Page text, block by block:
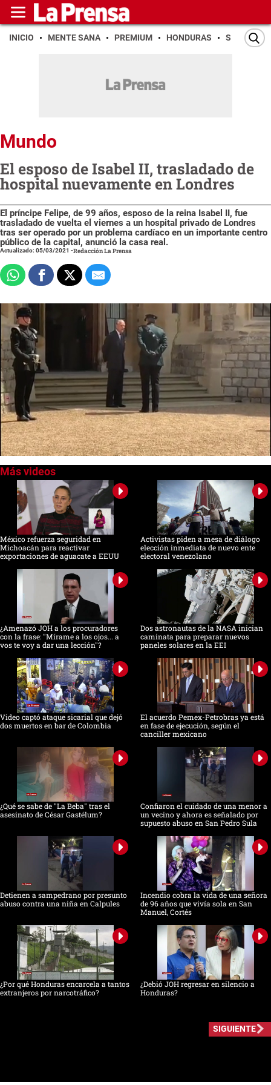
INICIO MENTE SANA PREMIUM HONDURAS SAN PEDRO
Mundo
El esposo de Isabel II, trasladado de
hospital nuevamente en Londres
El príncipe Felipe, de 99 años, esposo de la reina Isabel II, fue
trasladado de vuelta el viernes a un hospital privado de Londres
tras ser operado por un problema cardíaco en un importante centro
público de la capital, anunció la casa real.
Actualizado: 05/03/2021 -Redacción La Prensa
of
minute,
seconds
México refuerza seguridad en
Michoacán para reactivar
exportaciones de aguacate a EEUU
Activistas piden a mesa de diálogo
elección inmediata de nuevo ente
electoral venezolano
¿Amenazó JOH a los procuradores
con la frase: "Mírame a los ojos... a
vos te voy a dar una lección"?
Dos astronautas de la NASA inician
caminata para preparar nuevos
paneles solares en la EEI
Video captó ataque sicarial que dejó
dos muertos en bar de Colombia
El acuerdo Pemex-Petrobras ya está
en fase de ejecución, según el
canciller mexicano
¿Qué se sabe de "La Beba" tras el
asesinato de César Gastélum?
Confiaron el cuidado de una menor a
un vecino y ahora es señalado por
supuesto abuso en San Pedro Sula
Detienen a sampedrano por presunto
abuso contra una niña en Calpules
Incendio cobra la vida de una señora
de 96 años que vivía sola en San
Manuel, Cortés
¿Por qué Honduras encarcela a tantos
extranjeros por narcotráfico?
¿Debió JOH regresar en silencio a
Honduras?
SIGUIENTE